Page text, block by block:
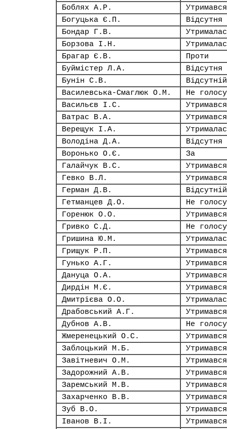
Боблях А.Р.
Утримався
Богуцька Є.П.
Відсутня
Бондар Г.В.
Борзова І.Н.
Брагар Є.В.
Проти
Буймістер Л.А.
Відсутня
Бунін С.В.
Відсутній
Василевська-Смаглюк О.М.
Не
Васильєв І.С.
Утримався
Ватрас В.А.
Утримався
Верещук І.А.
Володіна Д.А.
Відсутня
Воронько О.Є.
За
Галайчук В.С.
Утримався
Гевко В.Л.
Утримався
Герман Д.В.
Відсутній
Гетманцев Д.О.
Не
Горенюк О.О.
Утримався
Гривко С.Д.
Не
Гришина Ю.М.
Грищук Р.П.
Утримався
Гунько А.Г.
Утримався
Дануца О.А.
Утримався
Дирдін М.Є.
Утримався
Дмитрієва О.О.
Драбовський А.Г.
Утримався
Дубнов А.В.
Не
Жмеренецький О.С.
Утримався
Заблоцький М.Б.
Утримався
Завітневич О.М.
Утримався
Задорожний А.В.
Утримався
Заремський М.В.
Утримався
Захарченко В.В.
Утримався
Зуб В.О.
Утримався
Іванов В.І.
Утримався